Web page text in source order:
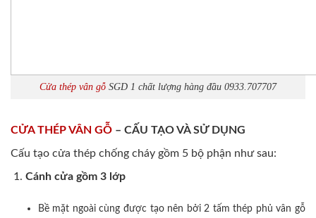
Cửa thép vân gỗ SGD 1 chất lượng hàng đầu 0933.707707
CỬA THÉP VÂN GỖ – CẤU TẠO VÀ SỬ DỤNG
Cấu tạo cửa thép chống cháy gồm 5 bộ phận như sau:
Cánh cửa gồm 3 lớp
Bề mặt ngoài cùng được tạo nên bởi 2 tấm thép phủ vân gỗ